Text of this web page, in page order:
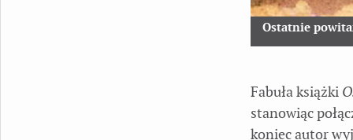
Ostatnie
Fabuła książki
stanowiąc
koniec autor